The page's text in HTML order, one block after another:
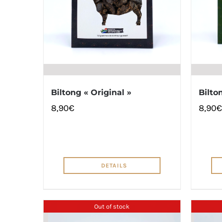
Biltong « Original »
8,90€
DETAILS
8,90€
Out of stock